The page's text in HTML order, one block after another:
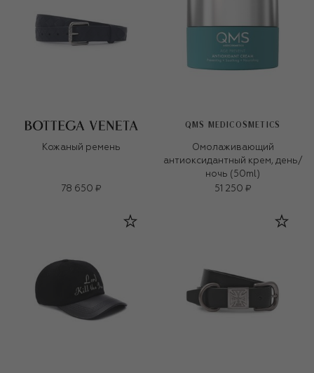
Кожаный ремень
78 650 ₽
QMS MEDICOSMETICS
Омолаживающий
антиоксидантный крем, день/
ночь (50ml)
51 250 ₽